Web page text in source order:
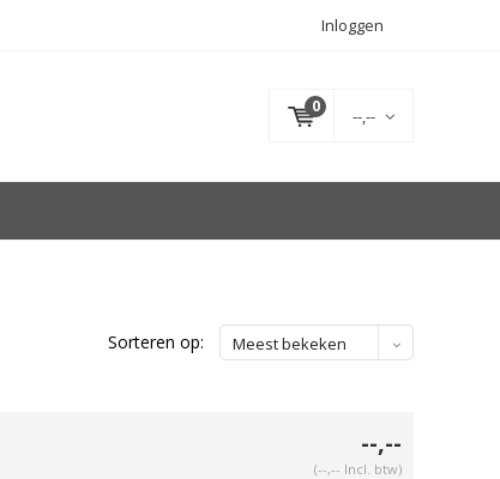
Inloggen
0 --,--
Sorteren op: Meest bekeken
--,--
(--,-- Incl. btw)